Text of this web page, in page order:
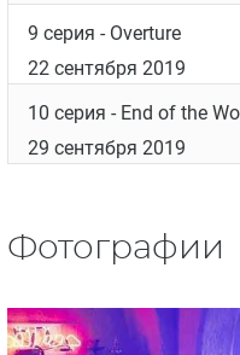
9 серия - Overture
22 сентября 2019
10 серия - End of the
29 сентября 2019
Фотографии